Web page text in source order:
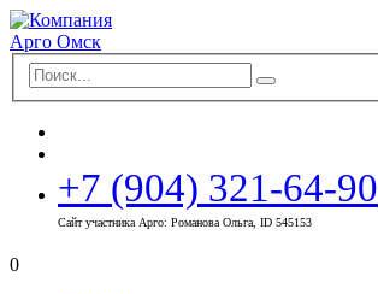
+7 (904) 321-64-90
Сайт участника Арго: Романова Ольга, ID 545153
0